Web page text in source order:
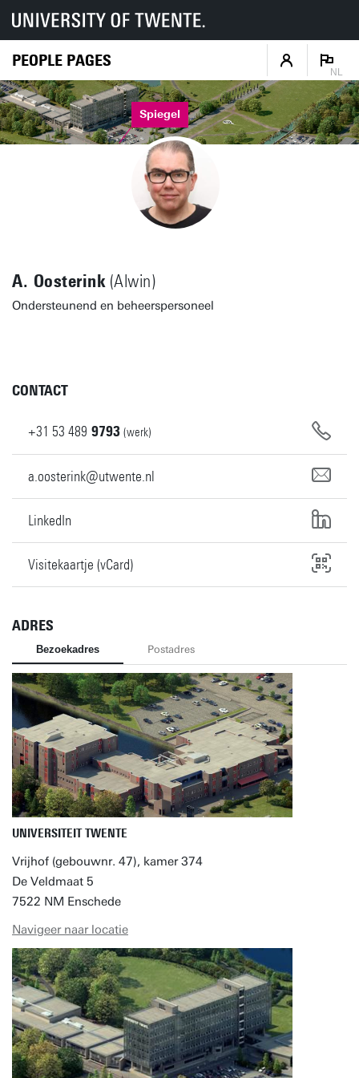
PEOPLE PAGES
NL
Spiegel
A. Oosterink(Alwin)
Ondersteunend en beheerspersoneel
CONTACT
+31 53 489 9793 (werk)
a.oosterink@utwente.nl
LinkedIn
Visitekaartje (vCard)
ADRES
Bezoekadres Postadres
UNIVERSITEIT TWENTE
Vrijhof (gebouwnr. 47), kamer 374
De Veldmaat 5
7522 NM Enschede
Navigeer naar locatie